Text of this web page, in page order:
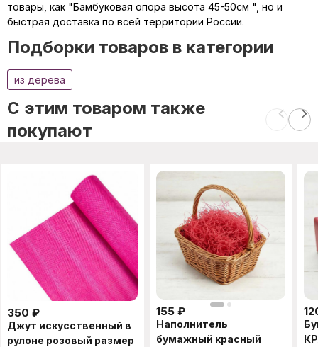
товары, как "Бамбуковая опора высота 45-50см ", но и
быстрая доставка по всей территории России.
Подборки товаров в категории
из дерева
C этим товаром также
покупают
350 ₽
Джут искусственный в
рулоне розовый размер
155 ₽
Наполнитель
бумажный красный